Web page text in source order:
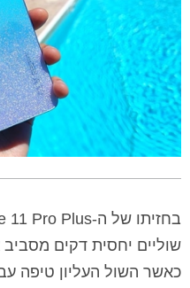
שוליים יחסית דקים
כאשר השול העליון טיפה